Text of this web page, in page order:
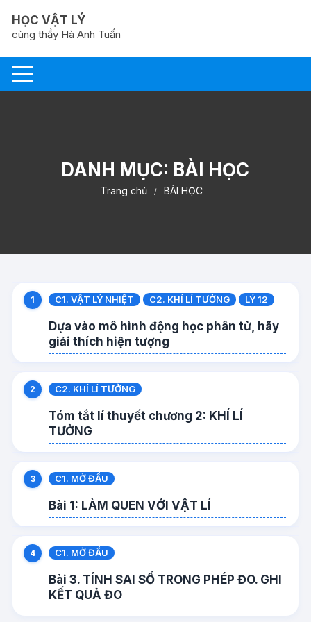
nội
dung
HỌC VẬT LÝ
cùng thầy Hà Anh Tuấn
DANH MỤC: BÀI HỌC
Trang chủ BÀI HỌC
C1. VẬT LÝ NHIỆT C2. KHÍ LÍ TƯỞNG LÝ 12
Dựa vào mô hình động học phân tử, hãy
giải thích hiện tượng
C2. KHÍ LÍ TƯỞNG
Tóm tắt lí thuyết chương 2: KHÍ LÍ
TƯỞNG
C1. MỞ ĐẦU
Bài 1: LÀM QUEN VỚI VẬT LÍ
C1. MỞ ĐẦU
Bài 3. TÍNH SAI SỐ TRONG PHÉP ĐO. GHI
KẾT QUẢ ĐO